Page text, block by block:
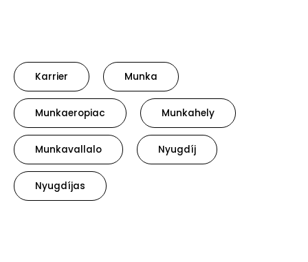
Karrier Munka
Munkaeropiac Munkahely
Munkavallalo Nyugdíj
Nyugdíjas